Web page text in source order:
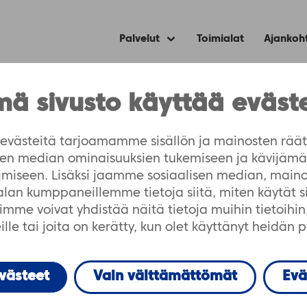
sivusto käyttää
tarjoamamme sisällön ja mainosten
median ominaisuuksien tukemiseen ja
Lisäksi jaamme sosiaalisen median,
kumppaneillemme tietoja siitä, miten käytät
voivat yhdistää näitä tietoja muihin
tai joita on kerätty, kun olet käyttänyt heidän
Vain välttämättömät
Palvelut
ExpandToimialat
kasvaa – mukana